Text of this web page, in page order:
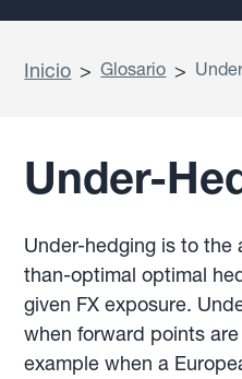
Inicio > Glosario >
Under-
Under-hedging is to the
than-optimal optimal
given FX exposure.
when forward points are
example when a